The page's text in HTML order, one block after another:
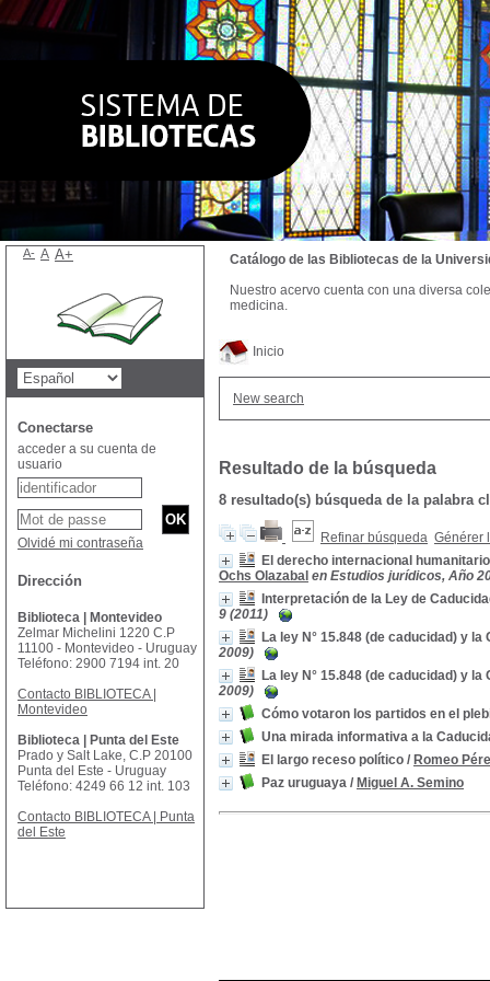
Inicio
New search
Resultado de la búsqueda
8 resultado(s) búsqueda de la palabra
Refinar búsqueda Générer
El derecho internacional
Ochs Olazabal en Estudios jurídicos, Año
Interpretación de la Ley de
9 (2011)
La ley N° 15.848 (de caducidad) y la
2009)
La ley N° 15.848 (de caducidad) y la
2009)
Cómo votaron los partidos en el
Una mirada informativa a la
El largo receso político / Romeo
Paz uruguaya / Miguel A. Semino
Catálogo de las Bibliotecas de la
Nuestro acervo cuenta con una diversa
medicina.
A- A A+
Conectarse
acceder a su cuenta de
usuario
Olvidé mi contraseña
Dirección
Biblioteca | Montevideo
Zelmar Michelini 1220 C.P
11100 - Montevideo - Uruguay
Teléfono: 2900 7194 int. 20
Contacto BIBLIOTECA |
Montevideo
Biblioteca | Punta del Este
Prado y Salt Lake, C.P 20100
Punta del Este - Uruguay
Teléfono: 4249 66 12 int. 103
Contacto BIBLIOTECA | Punta
del Este